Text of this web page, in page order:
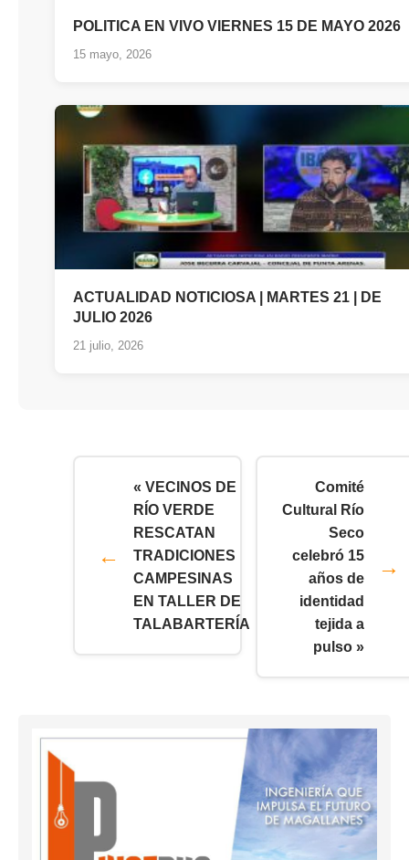
POLITICA EN VIVO VIERNES 15 DE MAYO 2026
15 mayo, 2026
ACTUALIDAD NOTICIOSA | MARTES 21 | DE
JULIO 2026
21 julio, 2026
« VECINOS DE
RÍO VERDE
RESCATAN
TRADICIONES
CAMPESINAS
EN TALLER DE
TALABARTERÍA
Comité
Cultural Río
Seco
celebró 15
años de
identidad
tejida a
pulso »